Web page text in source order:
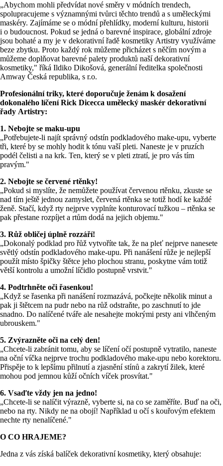
„Abychom mohli předvídat nové směry v módních trendech,
spolupracujeme s významnými tvůrci těchto trendů a s uměleckými
maskéry. Zajímáme se o módní přehlídky, moderní kulturu, historii
i o budoucnost. Pokud se jedná o barevné inspirace, globální zdroje
jsou bohaté a my je v dekorativní řadě kosmetiky Artistry využíváme
beze zbytku. Proto každý rok můžeme přicházet s něčím novým a
můžeme doplňovat barevné palety produktů naší dekorativní
kosmetiky," říká Ildiko Dikošová, generální ředitelka společnosti
Amway Česká republika, s r.o.
Profesionální triky, které doporučuje ženám k dosažení
dokonalého líčení Rick Dicecca umělecký maskér dekorativní
řady Artistry:
1. Nebojte se maku-upu
„Potřebujete-li najít správný odstín podkladového make-upu, vyberte
tři, které by se mohly hodit k tónu vaší pleti. Naneste je v pruzích
podél čelisti a na krk. Ten, který se v pleti ztratí, je pro vás tím
pravým."
2. Nebojte se červené rtěnky!
„Pokud si myslíte, že nemůžete používat červenou rtěnku, zkuste se
nad tím ještě jednou zamyslet, červená rtěnka se totiž hodí ke každé
ženě. Stačí, když rty nejprve vyplníte konturovací tužkou – rtěnka se
pak přestane rozpíjet a rtům dodá na jejich objemu."
3. Růž obličej úplně rozzáří!
„Dokonalý podklad pro řůž vytvoříte tak, že na pleť nejprve nanesete
světlý odstín podkladového make-upu. Při nanášení růže je nejlepší
použít místo špičky štětce jeho plochou stranu, poskytne vám totiž
větší kontrolu a umožní líčidlo postupně vrstvit."
4. Podtrhněte oči řasenkou!
„Když se řasenka při nanášení rozmazává, počkejte několik minut a
pak ji štětcem na pudr nebo na růž odstraňte, po zaschnutí to jde
snadno. Do nalíčené tváře ale nesahejte mokrými prsty ani vlhčeným
ubrouskem."
5. Zvýrazněte oči na celý den!
„Chcete-li zabránit tomu, aby se líčení očí postupně vytratilo, naneste
na oční víčka nejprve trochu podkladového make-upu nebo korektoru.
Přispěje to k lepšímu přilnutí a zjasnění stínů a zakrytí žilek, které
mohou pod jemnou kůží očních víček prosvítat."
6. Vsaďte vždy jen na jedno!
„Chcete-li se nalíčit výrazně, vyberte si, na co se zaměříte. Buď na oči,
nebo na rty. Nikdy ne na obojí! Například u očí s kouřovým efektem
nechte rty nenalíčené."
O CO HRAJEME?
Jedna z vás získá balíček dekorativní kosmetiky, který obsahuje: